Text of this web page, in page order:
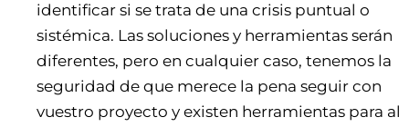
identificar si se trata de una crisis puntual o
sistémica. Las soluciones y herramientas serán
diferentes, pero en cualquier caso, tenemos la
seguridad de que merece la pena seguir con
vuestro proyecto y existen herramientas para al